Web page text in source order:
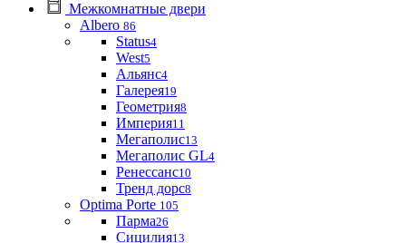
Межкомнатные двери
Albero 86
Status4
West5
Альянс4
Галерея19
Геометрия8
Империя11
Мегаполис13
Мегаполис GL4
Ренессанс10
Тренд дорс8
Optima Porte 105
Парма26
Сицилия13